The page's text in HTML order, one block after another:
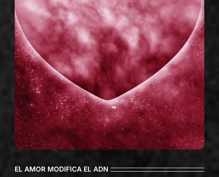
EL AMOR MODIFICA EL ADN